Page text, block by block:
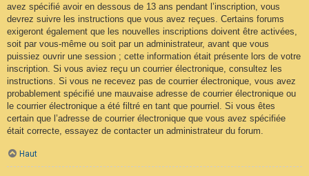
avez spécifié avoir en dessous de 13 ans pendant l’inscription, vous
devrez suivre les instructions que vous avez reçues. Certains forums
exigeront également que les nouvelles inscriptions doivent être activées,
soit par vous-même ou soit par un administrateur, avant que vous
puissiez ouvrir une session ; cette information était présente lors de votre
inscription. Si vous aviez reçu un courrier électronique, consultez les
instructions. Si vous ne recevez pas de courrier électronique, vous avez
probablement spécifié une mauvaise adresse de courrier électronique ou
le courrier électronique a été filtré en tant que pourriel. Si vous êtes
certain que l’adresse de courrier électronique que vous avez spécifiée
était correcte, essayez de contacter un administrateur du forum.
Haut